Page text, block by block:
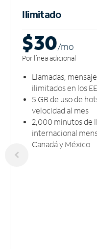
Ilimitado
$30/mo
Por línea adicional
Llamadas,
ilimitados en los
5 GB​​​​​​​ de uso de
velocidad al mes
2,000 minutos de
internacional
Canadá y México